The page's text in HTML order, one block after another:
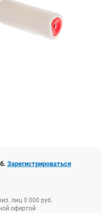
Зарегистрироваться
лиц 3 000 руб.
офертой